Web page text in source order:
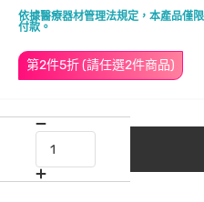
依據醫療器材管理法規定，本產品僅
付款。
第2件5折 (請任選2件商品)